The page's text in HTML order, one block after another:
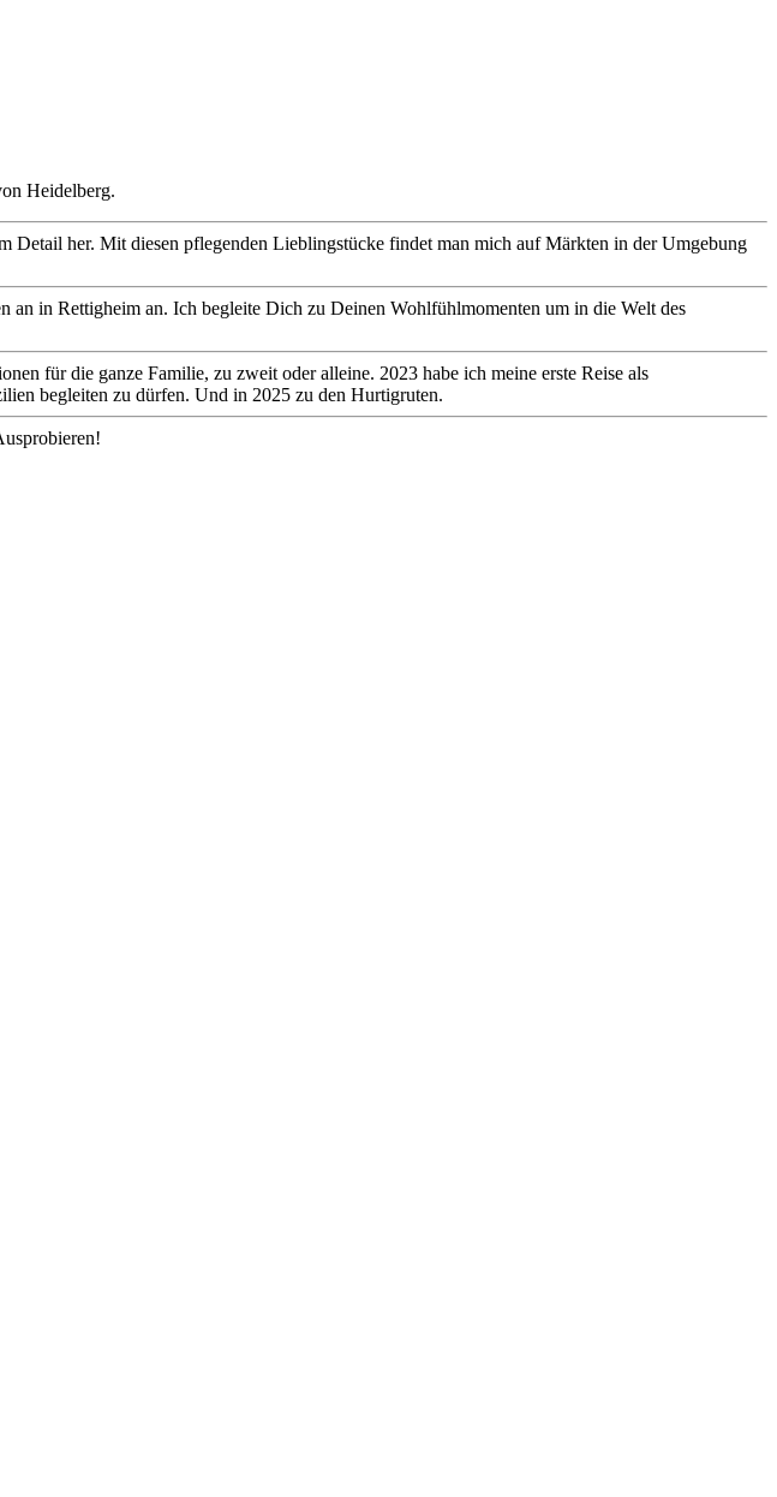
Heidelberg.
her. Mit diesen pflegenden Lieblingstücke findet man mich auf Märkten in der Umgebung
in Rettigheim an. Ich begleite Dich zu Deinen Wohlfühlmomenten um in die Welt des
für die ganze Familie, zu zweit oder alleine. 2023 habe ich meine erste Reise als
begleiten zu dürfen. Und in 2025 zu den Hurtigruten.